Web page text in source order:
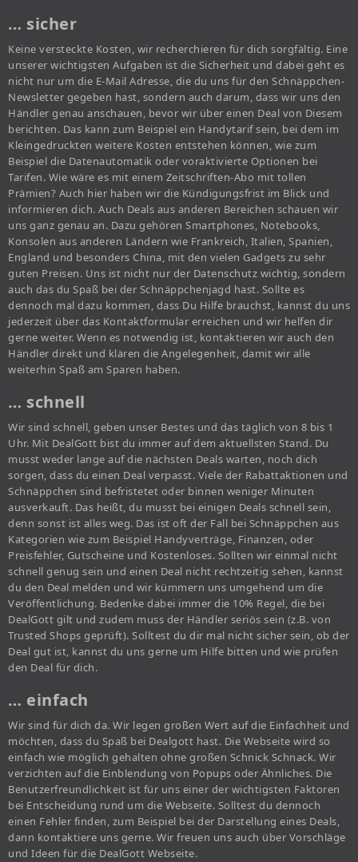
… sicher
Keine versteckte Kosten, wir recherchieren für dich sorgfältig. Eine
unserer wichtigsten Aufgaben ist die Sicherheit und dabei geht es
nicht nur um die E-Mail Adresse, die du uns für den Schnäppchen-
Newsletter gegeben hast, sondern auch darum, dass wir uns den
Händler genau anschauen, bevor wir über einen Deal von Diesem
berichten. Das kann zum Beispiel ein Handytarif sein, bei dem im
Kleingedruckten weitere Kosten entstehen können, wie zum
Beispiel die Datenautomatik oder voraktivierte Optionen bei
Tarifen. Wie wäre es mit einem Zeitschriften-Abo mit tollen
Prämien? Auch hier haben wir die Kündigungsfrist im Blick und
informieren dich. Auch Deals aus anderen Bereichen schauen wir
uns ganz genau an. Dazu gehören Smartphones, Notebooks,
Konsolen aus anderen Ländern wie Frankreich, Italien, Spanien,
England und besonders China, mit den vielen Gadgets zu sehr
guten Preisen. Uns ist nicht nur der Datenschutz wichtig, sondern
auch das du Spaß bei der Schnäppchenjagd hast. Sollte es
dennoch mal dazu kommen, dass Du Hilfe brauchst, kannst du uns
jederzeit über das Kontaktformular erreichen und wir helfen dir
gerne weiter. Wenn es notwendig ist, kontaktieren wir auch den
Händler direkt und klären die Angelegenheit, damit wir alle
weiterhin Spaß am Sparen haben.
… schnell
Wir sind schnell, geben unser Bestes und das täglich von 8 bis 1
Uhr. Mit DealGott bist du immer auf dem aktuellsten Stand. Du
musst weder lange auf die nächsten Deals warten, noch dich
sorgen, dass du einen Deal verpasst. Viele der Rabattaktionen und
Schnäppchen sind befristetet oder binnen weniger Minuten
ausverkauft. Das heißt, du musst bei einigen Deals schnell sein,
denn sonst ist alles weg. Das ist oft der Fall bei Schnäppchen aus
Kategorien wie zum Beispiel Handyverträge, Finanzen, oder
Preisfehler, Gutscheine und Kostenloses. Sollten wir einmal nicht
schnell genug sein und einen Deal nicht rechtzeitig sehen, kannst
du den Deal melden und wir kümmern uns umgehend um die
Veröffentlichung. Bedenke dabei immer die 10% Regel, die bei
DealGott gilt und zudem muss der Händler seriös sein (z.B. von
Trusted Shops geprüft). Solltest du dir mal nicht sicher sein, ob der
Deal gut ist, kannst du uns gerne um Hilfe bitten und wie prüfen
den Deal für dich.
… einfach
Wir sind für dich da. Wir legen großen Wert auf die Einfachheit und
möchten, dass du Spaß bei Dealgott hast. Die Webseite wird so
einfach wie möglich gehalten ohne großen Schnick Schnack. Wir
verzichten auf die Einblendung von Popups oder Ähnliches. Die
Benutzerfreundlichkeit ist für uns einer der wichtigsten Faktoren
bei Entscheidung rund um die Webseite. Solltest du dennoch
einen Fehler finden, zum Beispiel bei der Darstellung eines Deals,
dann kontaktiere uns gerne. Wir freuen uns auch über Vorschläge
und Ideen für die DealGott Webseite.